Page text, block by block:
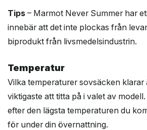
Tips – Marmot Never Summer har
innebär att det inte plockas från
biprodukt från livsmedelsindustrin.
Temperatur
Vilka temperaturer sovsäcken klarar
viktigaste att titta på i valet av
efter den lägsta temperaturen du
för under din övernattning.